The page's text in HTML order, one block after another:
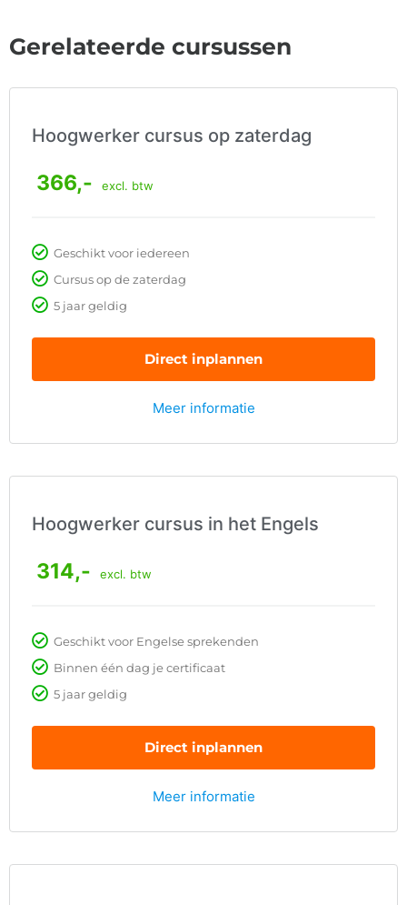
Gerelateerde cursussen
Hoogwerker cursus op zaterdag
366,- excl. btw
Geschikt voor iedereen
Cursus op de zaterdag
5 jaar geldig
Direct inplannen
Meer informatie
Hoogwerker cursus in het Engels
314,- excl. btw
Geschikt voor Engelse sprekenden
Binnen één dag je certificaat
5 jaar geldig
Direct inplannen
Meer informatie